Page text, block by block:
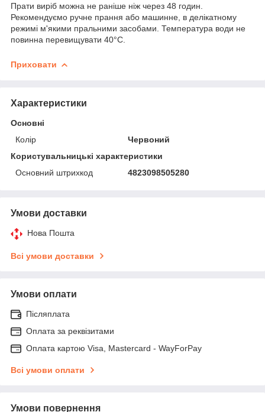
Прати виріб можна не раніше ніж через 48 годин.
Рекомендуємо ручне прання або машинне, в делікатному
режимі м'якими пральними засобами. Температура води не
повинна перевищувати 40°С.
Приховати
Характеристики
Основні
Колір
Червоний
Користувальницькі характеристики
Основний штрихкод
4823098505280
Умови доставки
Нова Пошта
Всі умови доставки
Умови оплати
Післяплата
Оплата за реквізитами
Оплата картою Visa, Mastercard - WayForPay
Всі умови оплати
Умови повернення